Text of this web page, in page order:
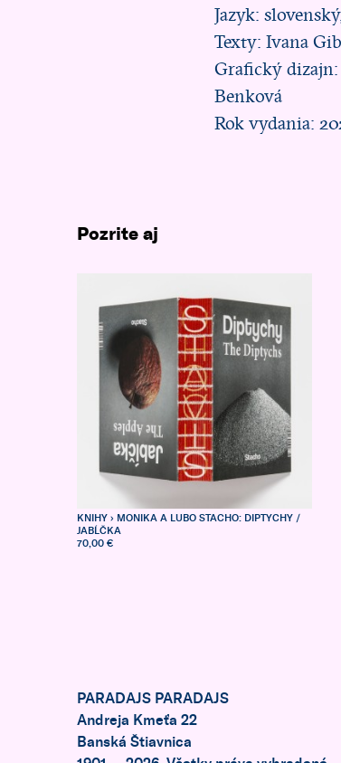
Jazyk:
Texty: Ivana
Grafický
Benková
Rok vydania:
Pozrite aj
KNIHY › MONIKA A LUBO STACHO: DIPTYCHY /
JABĹČKA
70,00 €
PARADAJS PARADAJS
Andreja Kmeťa 22
Banská Štiavnica